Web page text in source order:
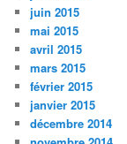
juin 2015
mai 2015
avril 2015
mars 2015
février 2015
janvier 2015
décembre 2014